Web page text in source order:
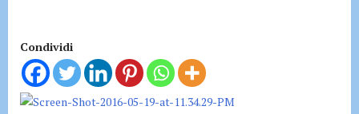
t
o
n
Condividi